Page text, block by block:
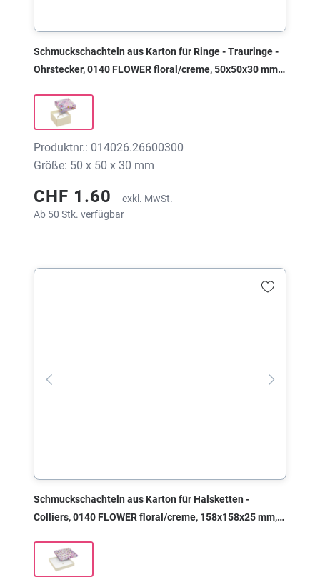
Schmuckschachteln aus Karton für Ringe - Trauringe -
Ohrstecker, 0140 FLOWER floral/creme, 50x50x30 mm,
Produktnr.: 014026.26600300
Größe: 50 x 50 x 30 mm
CHF 1.60
exkl. MwSt.
Ab 50 Stk. verfügbar
Schmuckschachteln aus Karton für Halsketten -
Colliers, 0140 FLOWER floral/creme, 158x158x25 mm,